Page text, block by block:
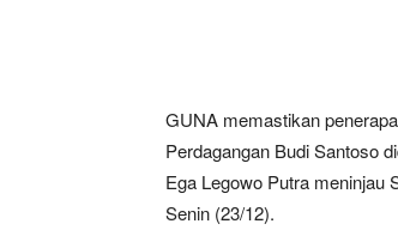
GUNA memastikan
Perdagangan Budi Santoso
Ega Legowo Putra meninjau
Senin (23/12).